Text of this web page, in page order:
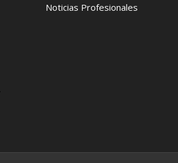
Noticias Profesionales